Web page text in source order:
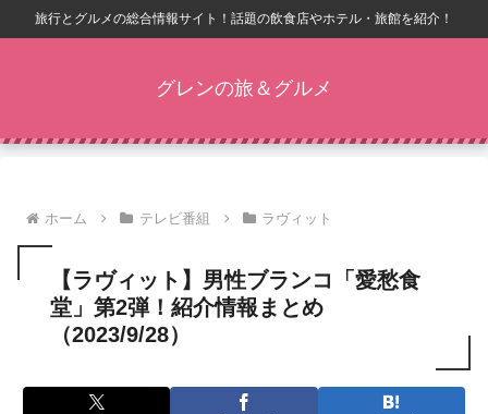
旅行とグルメの総合情報サイト！話題の飲食店やホテル・旅館を紹介！
グレンの旅＆グルメ
ホーム テレビ番組 ラヴィット
【ラヴィット】男性ブランコ「愛愁食
堂」第2弾！紹介情報まとめ
（2023/9/28）